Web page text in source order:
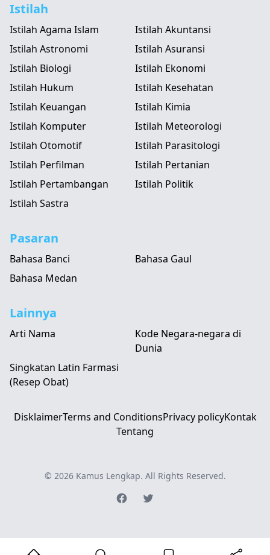
Istilah
Istilah Agama Islam
Istilah Akuntansi
Istilah Astronomi
Istilah Asuransi
Istilah Biologi
Istilah Ekonomi
Istilah Hukum
Istilah Kesehatan
Istilah Keuangan
Istilah Kimia
Istilah Komputer
Istilah Meteorologi
Istilah Otomotif
Istilah Parasitologi
Istilah Perfilman
Istilah Pertanian
Istilah Pertambangan
Istilah Politik
Istilah Sastra
Pasaran
Bahasa Banci
Bahasa Gaul
Bahasa Medan
Lainnya
Arti Nama
Kode Negara-negara di
Dunia
Singkatan Latin Farmasi
(Resep Obat)
DisklaimerTerms and ConditionsPrivacy policyKontak
Tentang
© 2026 Kamus Lengkap. All Rights Reserved.